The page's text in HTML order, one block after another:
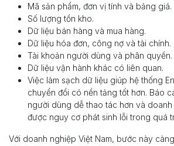
Mã sản phẩm, đơn vị tính và bảng giá.
Số lượng tồn kho.
Dữ liệu bán hàng và mua hàng.
Dữ liệu hóa đơn, công nợ và tài chính.
Tài khoản người dùng và phân quyền.
Dữ liệu vận hành khác có liên quan.
Việc làm sạch dữ liệu giúp hệ thống
chuyển đổi có nền tảng tốt hơn. Báo
người dùng dễ thao tác hơn và
được nguy cơ phát sinh lỗi trong quá
Với doanh nghiệp Việt Nam, bước này